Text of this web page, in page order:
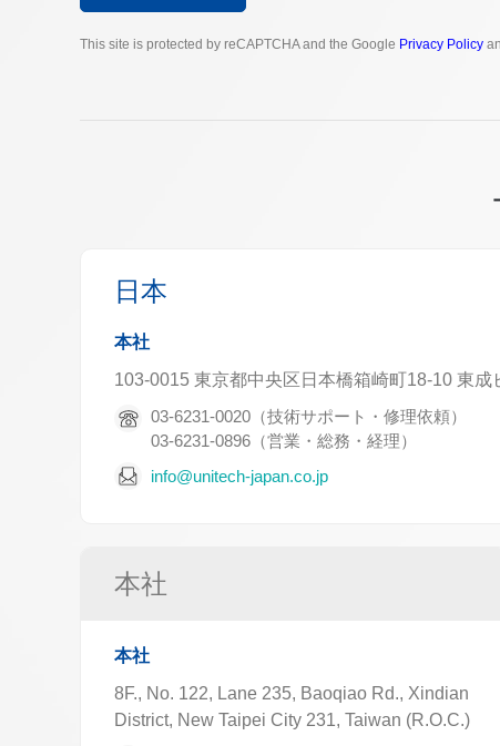
This site is protected by reCAPTCHA and the Google Privacy Policy
日本
本社
103-0015 東京都中央区日本橋箱崎町18-10 東成
03-6231-0020（技術サポート・修理依頼）
03-6231-0896（営業・総務・経理）
info@unitech-japan.co.jp
本社
本社
8F., No. 122, Lane 235, Baoqiao Rd., Xindian
District, New Taipei City 231, Taiwan (R.O.C.)